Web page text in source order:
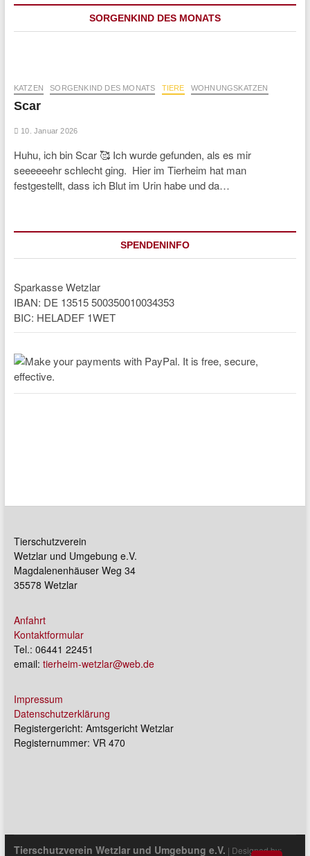
SORGENKIND DES MONATS
KATZEN SORGENKIND DES MONATS TIERE WOHNUNGSKATZEN
Scar
10. Januar 2026
Huhu, ich bin Scar 🥰 Ich wurde gefunden, als es mir
seeeeeehr schlecht ging. Hier im Tierheim hat man
festgestellt, dass ich Blut im Urin habe und da…
SPENDENINFO
Sparkasse Wetzlar
IBAN: DE 13515 500350010034353
BIC: HELADEF 1WET
Tierschutzverein
Wetzlar und Umgebung e.V.
Magdalenenhäuser Weg 34
35578 Wetzlar
Anfahrt
Kontaktformular
Tel.: 06441 22451
email: tierheim-wetzlar@web.de
Impressum
Datenschutzerklärung
Registergericht: Amtsgericht Wetzlar
Registernummer: VR 470
Tierschutzverein Wetzlar und Umgebung e.V. | Designed by: